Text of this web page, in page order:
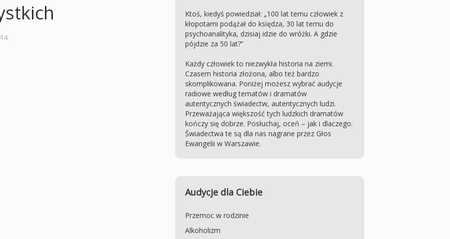
.
Ktoś, kiedyś powiedział: „100 lat temu człowiek z
kłopotami podążał do księdza, 30 lat temu do
psychoanalityka, dzisiaj idzie do wróżki. A gdzie
pójdzie za 50 lat?”
Każdy człowiek to niezwykła historia na ziemi.
Czasem historia złożona, albo też bardzo
skomplikowana. Poniżej możesz wybrać audycje
radiowe według tematów i dramatów
autentycznych świadectw, autentycznych ludzi.
Przeważająca większość tych ludzkich dramatów
kończy się dobrze. Posłuchaj, oceń – jak i dlaczego.
Świadectwa te są dla nas nagrane przez Głos
Ewangelii w Warszawie.
Audycje dla Ciebie
Przemoc w rodzinie
Alkoholizm